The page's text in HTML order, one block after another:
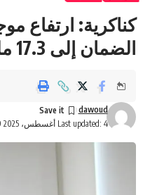
كناكرية: ارتفاع
الضمان إلى 17.3 مليار دينار
Last updated: 4 أغسطس، 2025 8:39 ص
dawoud